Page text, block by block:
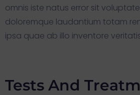
omnis iste natus error sit
doloremque laudantium totam
ipsa quae ab illo inventore
Tests And